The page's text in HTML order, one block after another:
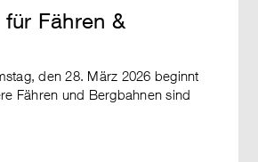
Fähren &
den 28. März 2026 beginnt
Fähren und Bergbahnen sind